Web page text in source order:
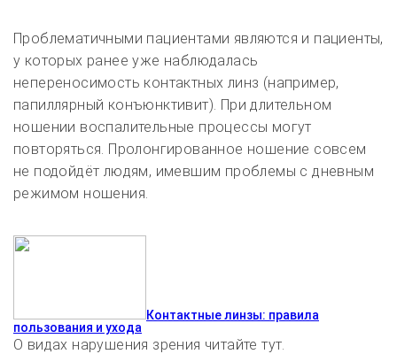
Проблематичными пациентами являются и пациенты,
у которых ранее уже наблюдалась
непереносимость контактных линз (например,
папиллярный конъюнктивит). При длительном
ношении воспалительные процессы могут
повторяться. Пролонгированное ношение совсем
не подойдёт людям, имевшим проблемы с дневным
режимом ношения.
Контактные линзы: правила
пользования и ухода
О видах нарушения зрения читайте тут.